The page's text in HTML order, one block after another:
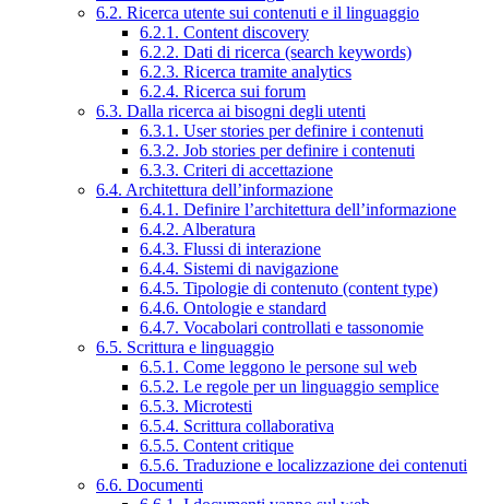
6.2. Ricerca utente sui contenuti e il linguaggio
6.2.1. Content discovery
6.2.2. Dati di ricerca (search keywords)
6.2.3. Ricerca tramite analytics
6.2.4. Ricerca sui forum
6.3. Dalla ricerca ai bisogni degli utenti
6.3.1. User stories per definire i contenuti
6.3.2. Job stories per definire i contenuti
6.3.3. Criteri di accettazione
6.4. Architettura dell’informazione
6.4.1. Definire l’architettura dell’informazione
6.4.2. Alberatura
6.4.3. Flussi di interazione
6.4.4. Sistemi di navigazione
6.4.5. Tipologie di contenuto (content type)
6.4.6. Ontologie e standard
6.4.7. Vocabolari controllati e tassonomie
6.5. Scrittura e linguaggio
6.5.1. Come leggono le persone sul web
6.5.2. Le regole per un linguaggio semplice
6.5.3. Microtesti
6.5.4. Scrittura collaborativa
6.5.5. Content critique
6.5.6. Traduzione e localizzazione dei contenuti
6.6. Documenti